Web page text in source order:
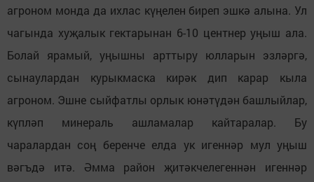
агроном монда да ихлас күңелен биреп эшкә алына. Ул
чагында хуҗалык гектарынан 6-10 центнер уңыш ала.
Болай ярамый, уңышны арттыру юлларын эзләргә,
сынаулардан курыкмаска кирәк дип карар кыла
агроном. Эшне сыйфатлы орлык юнәтүдән башлыйлар,
күпләп минераль ашламалар кайтаралар. Бу
чаралардан соң беренче елда ук игеннәр мул уңыш
вәгъдә итә. Әмма район җитәкчелегеннән игеннәр